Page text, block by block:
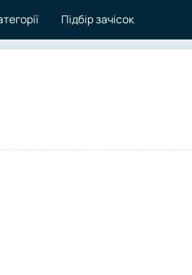
Підбір зачісок